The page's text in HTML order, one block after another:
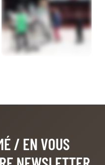
/ EN VOUS
NEWSLETTER